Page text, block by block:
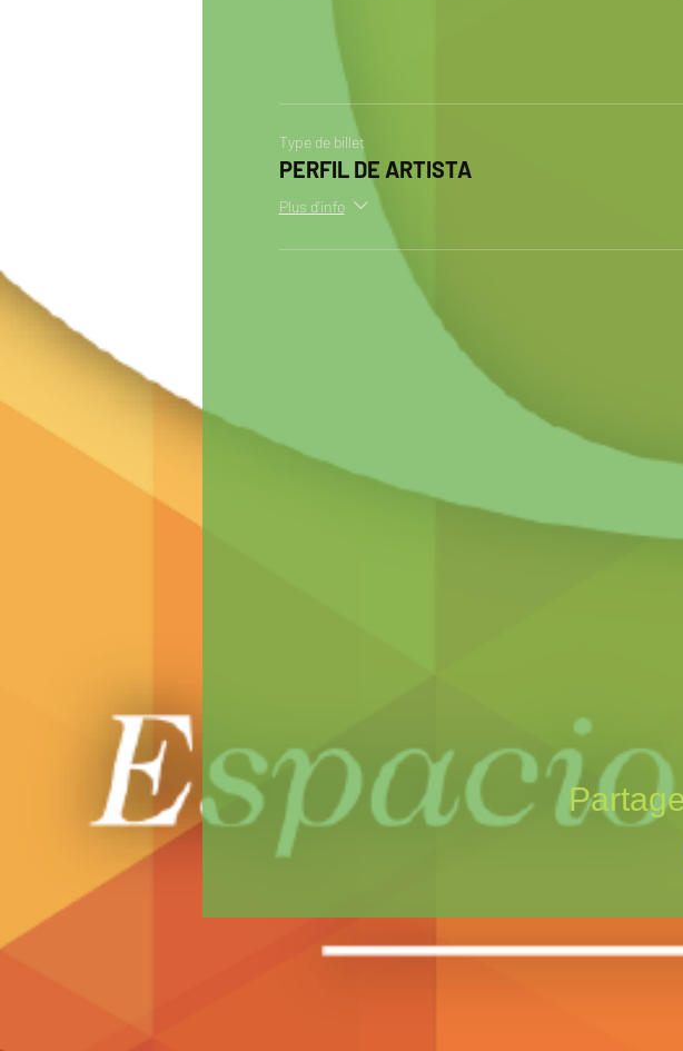
Type de billet
PERFIL DE ARTISTA
Plus d'info